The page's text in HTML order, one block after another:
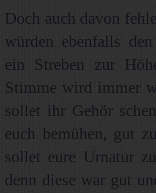
Doch auch davon
würden ebenfalls
ein Streben zur
Stimme wird immer
sollet ihr Gehör
euch bemühen, gut
sollet eure Urnatur
denn diese war gut